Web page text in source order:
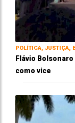
POLÍTICA, JUSTIÇA,
Flávio
como vice